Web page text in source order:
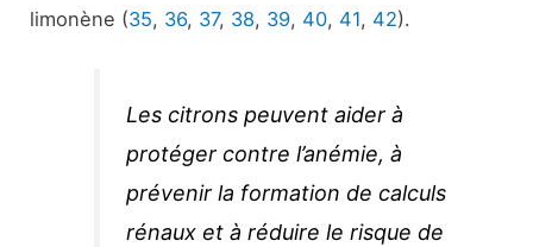
limonène (35, 36, 37, 38, 39, 40, 41, 42).
Les citrons peuvent aider à
protéger contre l’anémie, à
prévenir la formation de calculs
rénaux et à réduire le risque de